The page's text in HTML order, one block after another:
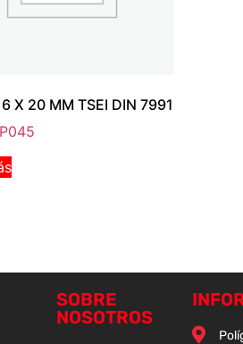
6 X 20 MM TSEI DIN 7991
SOBRE
NOSOTROS